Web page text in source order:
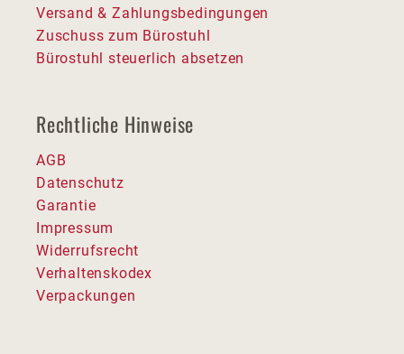
Versand & Zahlungsbedingungen
Zuschuss zum Bürostuhl
Bürostuhl steuerlich absetzen
Rechtliche Hinweise
AGB
Datenschutz
Garantie
Impressum
Widerrufsrecht
Verhaltenskodex
Verpackungen